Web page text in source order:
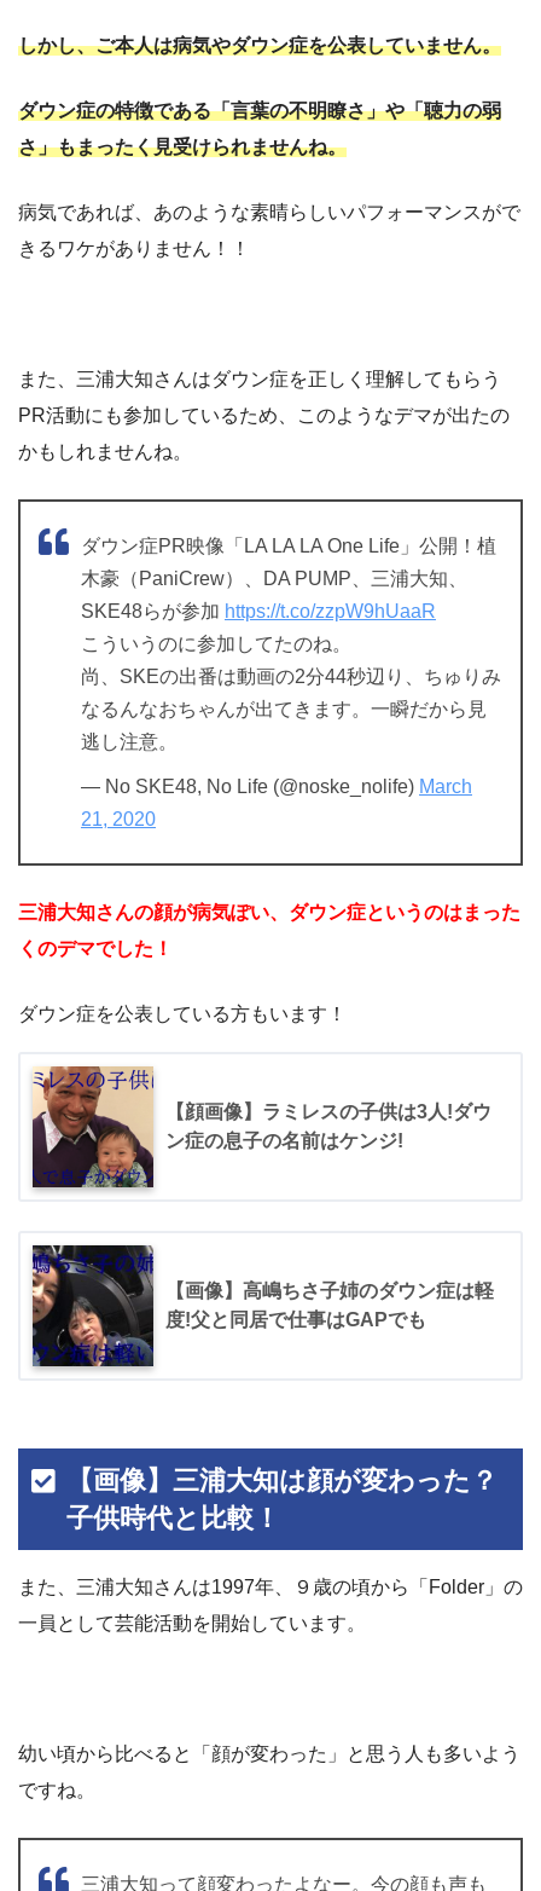
しかし、ご本人は病気やダウン症を公表していません。
ダウン症の特徴である「言葉の不明瞭さ」や「聴力の弱
さ」もまったく見受けられませんね。
病気であれば、あのような素晴らしいパフォーマンスがで
きるワケがありません！！
また、三浦大知さんはダウン症を正しく理解してもらう
PR活動にも参加しているため、このようなデマが出たの
かもしれませんね。
ダウン症PR映像「LA LA LA One Life」公開！植
木豪（PaniCrew）、DA PUMP、三浦大知、
SKE48らが参加 https://t.co/zzpW9hUaaR
こういうのに参加してたのね。
尚、SKEの出番は動画の2分44秒辺り、ちゅりみ
なるんなおちゃんが出てきます。一瞬だから見
逃し注意。
— No SKE48, No Life (@noske_nolife) March
21, 2020
三浦大知さんの顔が病気ぽい、ダウン症というのはまった
くのデマでした！
ダウン症を公表している方もいます！
【顔画像】ラミレスの子供は3人!ダウ
ン症の息子の名前はケンジ!
【画像】高嶋ちさ子姉のダウン症は軽
度!父と同居で仕事はGAPでも
【画像】三浦大知は顔が変わった？
子供時代と比較！
また、三浦大知さんは1997年、９歳の頃から「Folder」の
一員として芸能活動を開始しています。
幼い頃から比べると「顔が変わった」と思う人も多いよう
ですね。
三浦大知って顔変わったよなー。今の顔も声も